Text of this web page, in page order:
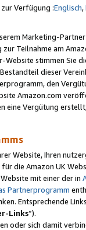
Verfügung :Englisch,
Marketing-
zur Teilnahme am
stimmen Sie
dieser
den
Amazon.com
eine Vergütung
Website, Ihren
die Amazon UK
mit einer der in
Partnerprogramm
Entsprechende
Links“).
oder sich damit